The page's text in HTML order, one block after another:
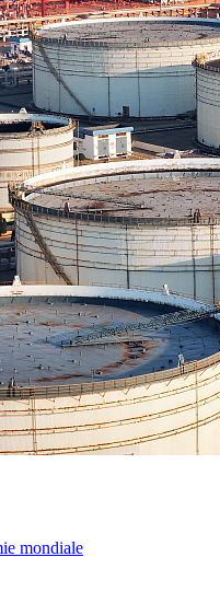
mondiale